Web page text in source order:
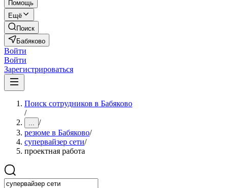
Помощь
Ещё
Поиск
Бабяково
Войти
Войти
Зарегистрироваться
Поиск сотрудников в Бабяково
/
... /
резюме в Бабяково/
супервайзер сети/
проектная работа